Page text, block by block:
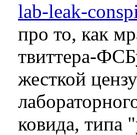
lab-leak-
про то, как
твиттера-
жесткой
ковида, типа